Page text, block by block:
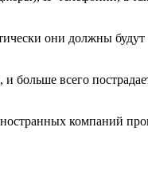
они должны
больше всего
компаний